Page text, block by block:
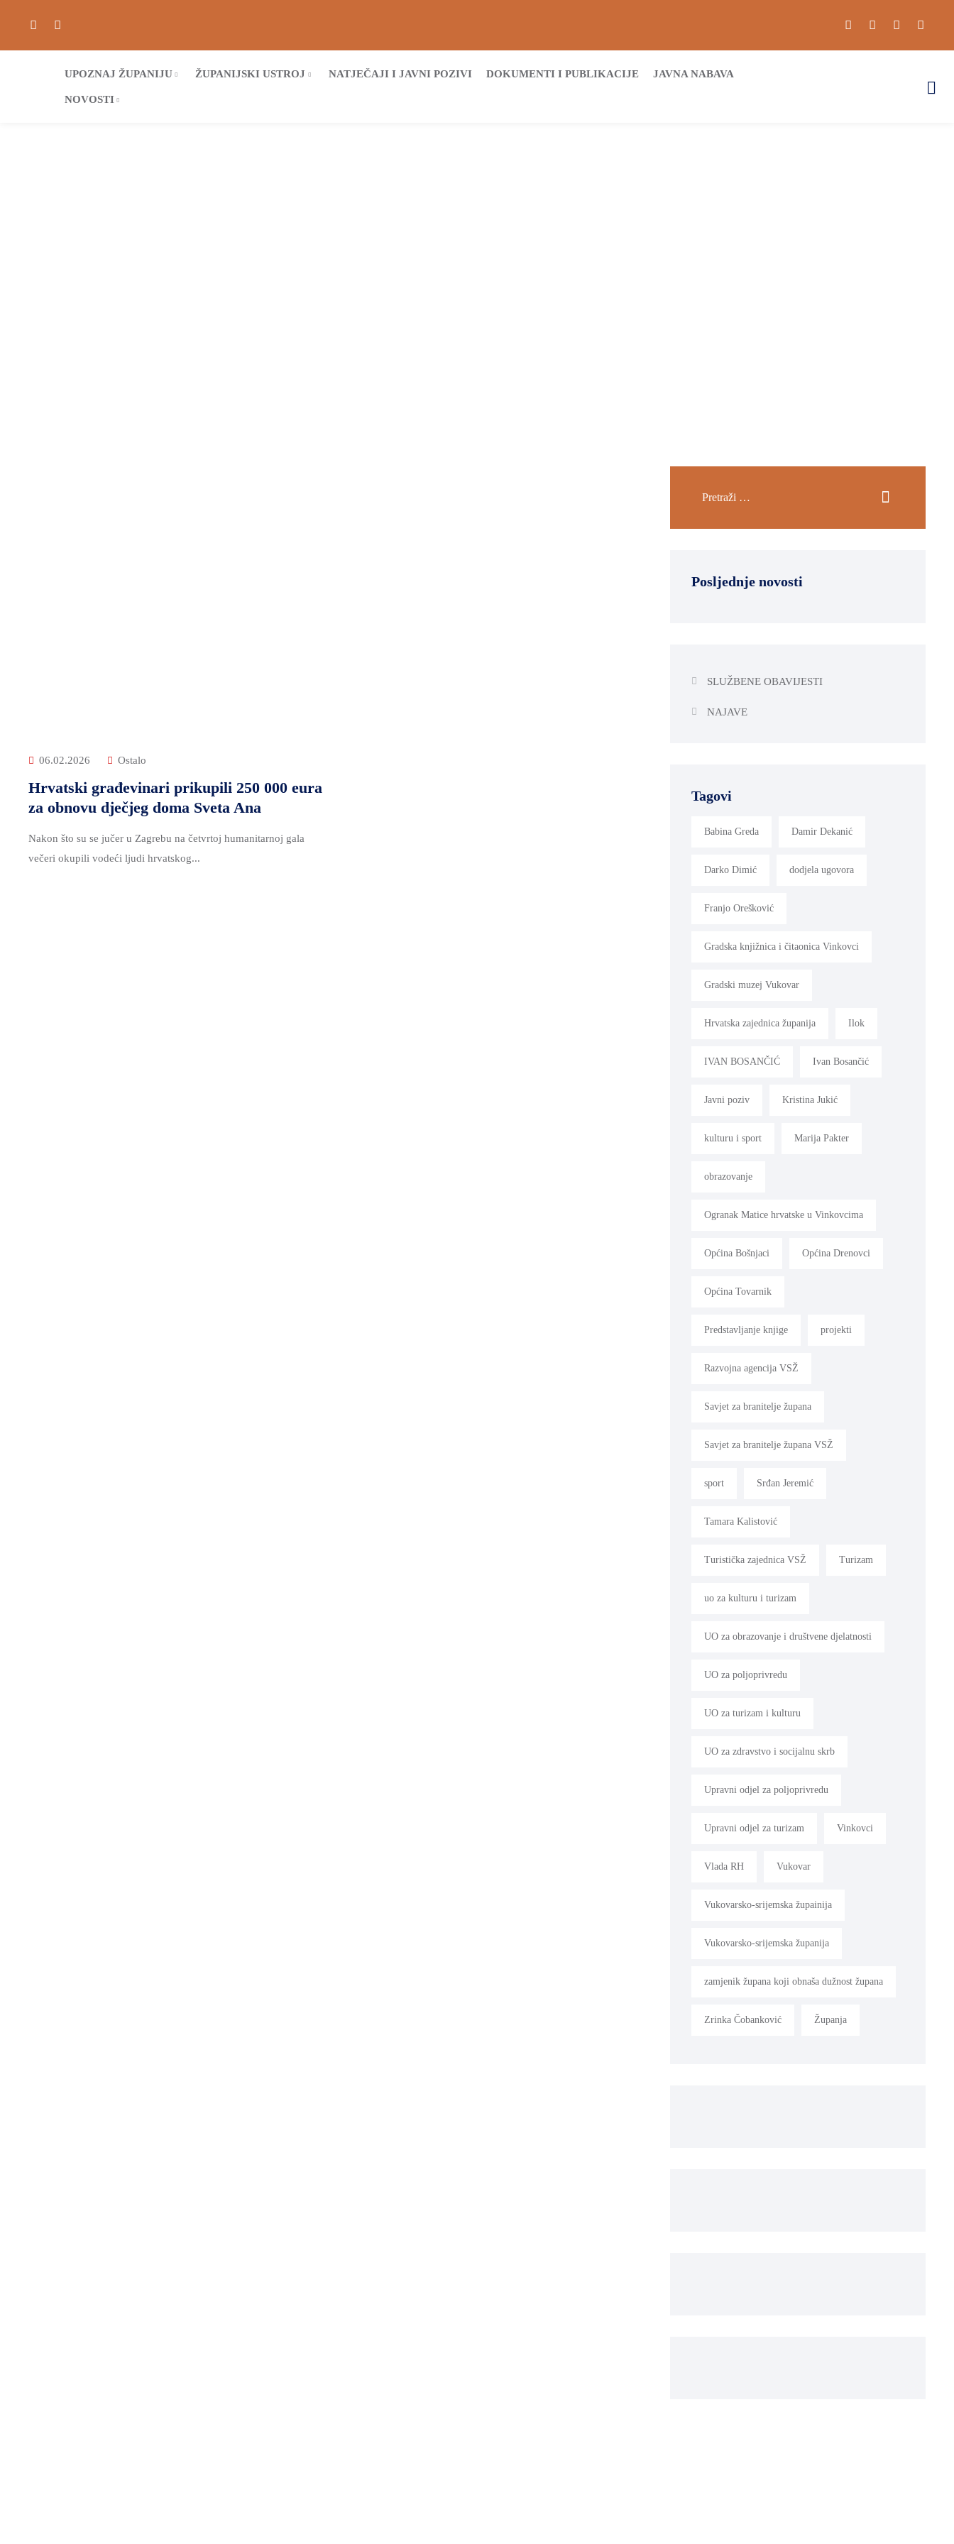
UPOZNAJ ŽUPANIJU ŽUPANIJSKI USTROJ NATJEČAJI I JAVNI POZIVI DOKUMENTI I PUBLIKACIJE JAVNA NABAVA
NOVOSTI
06.02.2026 Ostalo
Hrvatski građevinari prikupili 250 000 eura
za obnovu dječjeg doma Sveta Ana
Nakon što su se jučer u Zagrebu na četvrtoj humanitarnoj gala
večeri okupili vodeći ljudi hrvatskog...
Posljednje novosti
SLUŽBENE OBAVIJESTI
NAJAVE
Tagovi
Babina Greda Damir Dekanić
Darko Dimić dodjela ugovora
Franjo Orešković
Gradska knjižnica i čitaonica Vinkovci
Gradski muzej Vukovar
Hrvatska zajednica županija Ilok
IVAN BOSANČIĆ Ivan Bosančić
Javni poziv Kristina Jukić
kulturu i sport Marija Pakter
obrazovanje
Ogranak Matice hrvatske u Vinkovcima
Općina Bošnjaci Općina Drenovci
Općina Tovarnik
Predstavljanje knjige projekti
Razvojna agencija VSŽ
Savjet za branitelje župana
Savjet za branitelje župana VSŽ
sport Srđan Jeremić
Tamara Kalistović
Turistička zajednica VSŽ Turizam
uo za kulturu i turizam
UO za obrazovanje i društvene djelatnosti
UO za poljoprivredu
UO za turizam i kulturu
UO za zdravstvo i socijalnu skrb
Upravni odjel za poljoprivredu
Upravni odjel za turizam Vinkovci
Vlada RH Vukovar
Vukovarsko-srijemska župainija
Vukovarsko-srijemska županija
zamjenik župana koji obnaša dužnost župana
Zrinka Čobanković Županja